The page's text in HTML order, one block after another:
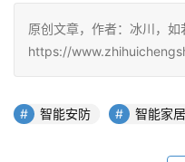
原创文章，作者：冰川，如
https://
智能安防 智能家居